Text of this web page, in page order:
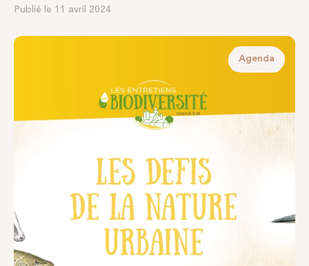
Publié le 11 avril 2024
Agenda